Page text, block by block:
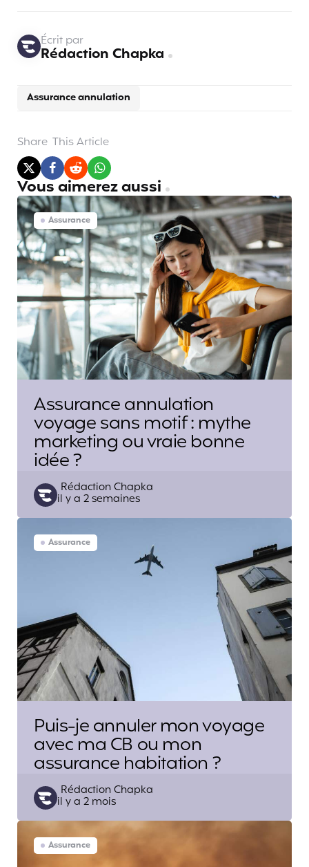
Assurance annulation
Écrit par
Rédaction Chapka
Share This Article
Vous aimerez aussi
Assurance
Assurance annulation
voyage sans motif : mythe
marketing ou vraie bonne
idée ?
Posted
by
Rédaction Chapka
il y a 2 semaines
Assurance
Puis-je annuler mon voyage
avec ma CB ou mon
assurance habitation ?
Posted
by
Rédaction Chapka
il y a 2 mois
Assurance